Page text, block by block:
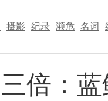
摄影 纪录 濒危 名词
倍：